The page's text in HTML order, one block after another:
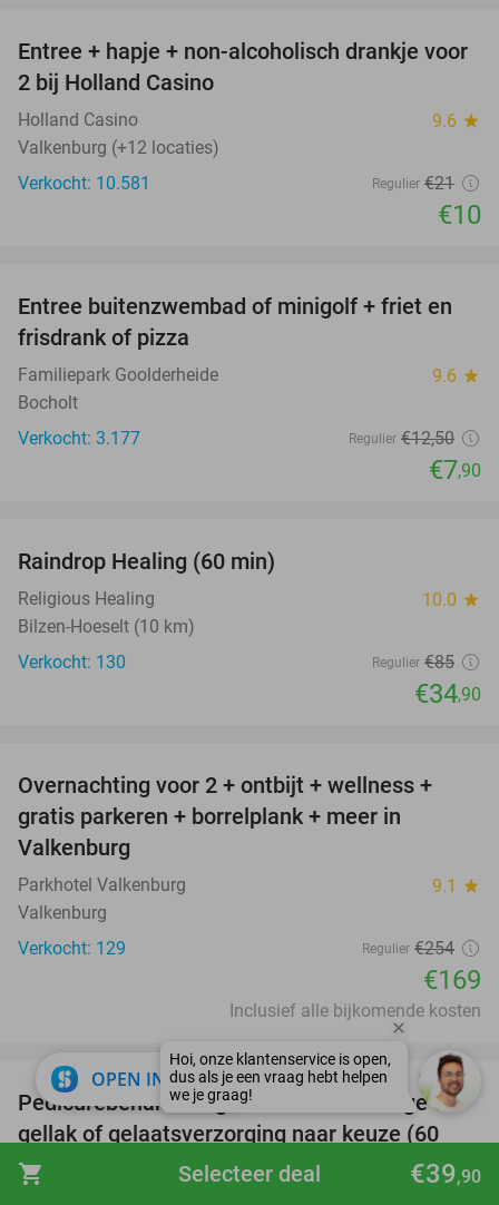
shopping_cart €39,90
Selecteer deal
52%
Entree + hapje + non-alcoholisch drankje voor
2 bij Holland Casino
Holland Casino 9.6 star
Valkenburg (+12 locaties)
Verkocht: 10.581
Regulier €21
€10
37%
Entree buitenzwembad of minigolf + friet en
frisdrank of pizza
Familiepark Goolderheide 9.6 star
Bocholt
Verkocht: 3.177
Regulier €12,50
€7,90
Raindrop Healing (60 min)
Religious Healing 10.0 star
Bilzen-Hoeselt (10 km)
Verkocht: 130
Regulier €85
€34,90
33%
Overnachting voor 2 + ontbijt + wellness +
gratis parkeren + borrelplank + meer in
Valkenburg
Parkhotel Valkenburg 9.1 star
Valkenburg
Verkocht: 129
Regulier €254
€169
Inclusief alle bijkomende kosten
32%
favorite_border
Pedicurebehandeling + evt. voetmassage of
gellak of gelaatsverzorging naar keuze (60
min)
OPEN IN APP close